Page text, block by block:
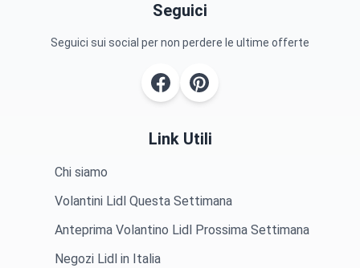
Seguici
Seguici sui social per non perdere le ultime offerte
Link Utili
Chi siamo
Volantini Lidl Questa Settimana
Anteprima Volantino Lidl Prossima Settimana
Negozi Lidl in Italia